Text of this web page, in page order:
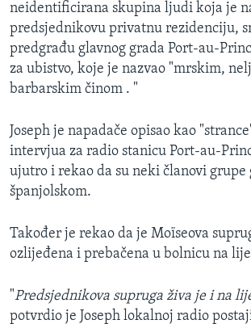
neidentificirana skupina ljudi koja je
predsjednikovu privatnu rezidenciju,
predgrađu glavnog grada Port-au-
za ubistvo, koje je nazvao "mrskim,
barbarskim činom . "
Joseph je napadače opisao kao
intervjua za radio stanicu Port-au-
ujutro i rekao da su neki članovi grupe
španjolskom.
Također je rekao da je Moïseova
ozlijeđena i prebačena u bolnicu na
"Predsjednikova supruga živa je i na
potvrdio je Joseph lokalnoj radio